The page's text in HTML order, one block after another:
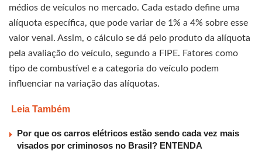
médios de veículos no mercado. Cada estado define uma
alíquota específica, que pode variar de 1% a 4% sobre esse
valor venal. Assim, o cálculo se dá pelo produto da alíquota
pela avaliação do veículo, segundo a FIPE. Fatores como
tipo de combustível e a categoria do veículo podem
influenciar na variação das alíquotas.
Leia Também
Por que os carros elétricos estão sendo cada vez mais
visados por criminosos no Brasil? ENTENDA